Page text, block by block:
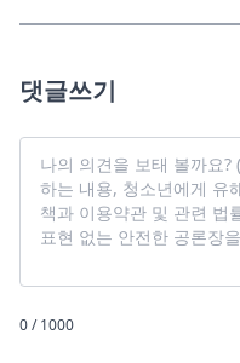
댓글쓰기
0 / 1000